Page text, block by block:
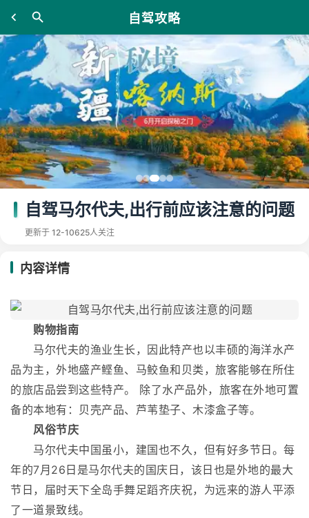
自驾攻略
自驾马尔代夫,出行前应该注意的问题
更新于 12-10625人关注
内容详情
购物指南
马尔代夫的渔业生长，因此特产也以丰硕的海洋水产
品为主，外地盛产鲣鱼、马鲛鱼和贝类，旅客能够在所住
的旅店品尝到这些特产。 除了水产品外，旅客在外地可置
备的本地有：贝壳产品、芦苇垫子、木漆盒子等。
风俗节庆
马尔代夫中国虽小，建国也不久，但有好多节日。每
年的7月26日是马尔代夫的国庆日，该日也是外地的最大
节日，届时天下全岛手舞足蹈齐庆祝，为远来的游人平添
了一道景致线。